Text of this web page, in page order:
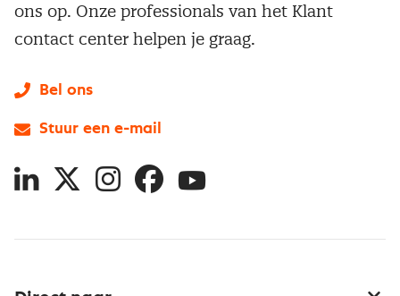
ons op. Onze professionals van het Klant
contact center helpen je graag.
Bel ons
Stuur een e-mail
LinkedIn
X InstagramFacebookYouTube